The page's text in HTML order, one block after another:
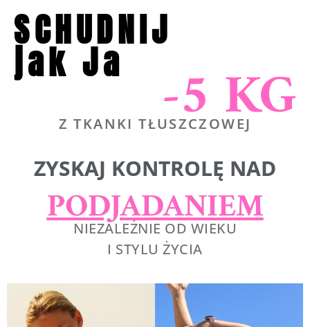
SCHUDNIJ
jak Ja -5 KG
Z TKANKI TŁUSZCZOWEJ
ZYSKAJ KONTROLĘ NAD
PODJADANIEM
NIEZALEŻNIE OD WIEKU
I STYLU ŻYCIA